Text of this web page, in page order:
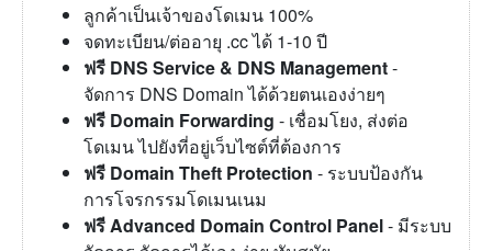
ลูกค้าเป็นเจ้าของโดเมน 100%
จดทะเบียน/ต่ออายุ .cc ได้ 1-10 ปี
ฟรี DNS Service & DNS Management-
จัดการ DNS Domain ได้ด้วยตนเองง่ายๆ
ฟรี Domain Forwarding - เชื่อมโยง, ส่งต่อ
โดเมน ไปยังที่อยู่เว็บไซต์ที่ต้องการ
ฟรี Domain Theft Protection - ระบบป้องกัน
การโจรกรรมโดเมนเนม
ฟรี Advanced Domain Control Panel- มีระบบ